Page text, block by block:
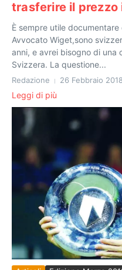
trasferire il prezzo
È sempre utile
Avvocato Wiget,sono
anni, e avrei bisogno di una
Svizzera. La questione...
Redazione 26 Febbraio 2018
Leggi di più